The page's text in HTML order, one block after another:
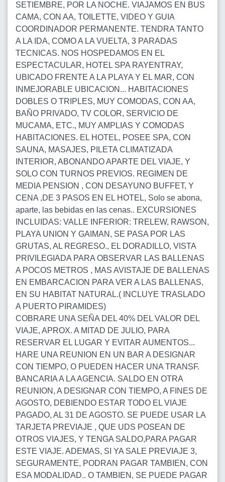
SETIEMBRE, POR LA NOCHE. VIAJAMOS EN BUS
CAMA, CON AA, TOILETTE, VIDEO Y GUIA
COORDINADOR PERMANENTE. TENDRA TANTO
A LA IDA, COMO A LA VUELTA, 3 PARADAS
TECNICAS. NOS HOSPEDAMOS EN EL
ESPECTACULAR, HOTEL SPA RAYENTRAY,
UBICADO FRENTE A LA PLAYA Y EL MAR, CON
INMEJORABLE UBICACION... HABITACIONES
DOBLES O TRIPLES, MUY COMODAS, CON AA,
BAÑO PRIVADO, TV COLOR, SERVICIO DE
MUCAMA, ETC., MUY AMPLIAS Y COMODAS
HABITACIONES. EL HOTEL, POSEE SPA, CON
SAUNA, MASAJES, PILETA CLIMATIZADA
INTERIOR, ABONANDO APARTE DEL VIAJE, Y
SOLO CON TURNOS PREVIOS. REGIMEN DE
MEDIA PENSION , CON DESAYUNO BUFFET, Y
CENA ,DE 3 PASOS EN EL HOTEL, Solo se abona,
aparte, las bebidas en las cenas.. EXCURSIONES
INCLUIDAS: VALLE INFERIOR: TRELEW, RAWSON,
PLAYA UNION Y GAIMAN, SE PASA POR LAS
GRUTAS, AL REGRESO., EL DORADILLO, VISTA
PRIVILEGIADA PARA OBSERVAR LAS BALLENAS
A POCOS METROS , MAS AVISTAJE DE BALLENAS
EN EMBARCACION PARA VER A LAS BALLENAS,
EN SU HABITAT NATURAL.( INCLUYE TRASLADO
A PUERTO PIRAMIDES)
COBRARE UNA SEÑA DEL 40% DEL VALOR DEL
VIAJE, APROX. A MITAD DE JULIO, PARA
RESERVAR EL LUGAR Y EVITAR AUMENTOS...
HARE UNA REUNION EN UN BAR A DESIGNAR
CON TIEMPO, O PUEDEN HACER UNA TRANSF.
BANCARIA A LA AGENCIA. SALDO EN OTRA
REUNION, A DESIGNAR CON TIEMPO, A FINES DE
AGOSTO, DEBIENDO ESTAR TODO EL VIAJE
PAGADO, AL 31 DE AGOSTO. SE PUEDE USAR LA
TARJETA PREVIAJE , QUE UDS POSEAN DE
OTROS VIAJES, Y TENGA SALDO,PARA PAGAR
ESTE VIAJE. ADEMAS, SI YA SALE PREVIAJE 3,
SEGURAMENTE, PODRAN PAGAR TAMBIEN, CON
ESA MODALIDAD.. O TAMBIEN, SE PUEDE PAGAR